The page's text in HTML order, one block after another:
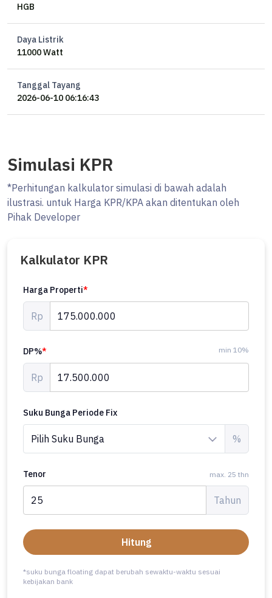
HGB
Daya Listrik
11000 Watt
Tanggal Tayang
2026-06-10 06:16:43
Simulasi KPR
*Perhitungan kalkulator simulasi di bawah adalah
ilustrasi. untuk Harga KPR/KPA akan ditentukan oleh
Pihak Developer
Kalkulator KPR
Harga Properti*
Rp
DP%* min 10%
Rp
Suku Bunga Periode Fix
%
Tenor max. 25 thn
Tahun
Hitung
*suku bunga floating dapat berubah sewaktu-waktu sesuai
kebijakan bank